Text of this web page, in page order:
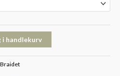
i handlekurv
Braidet